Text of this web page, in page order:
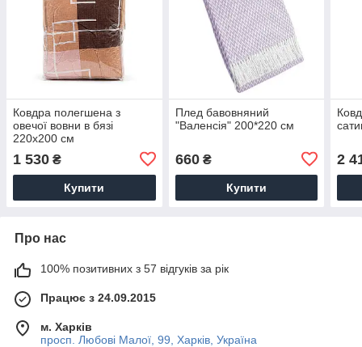
Ковдра полегшена з
овечої вовни в бязі
220x200 см
1 530 ₴
Купити
Плед бавовняний
"Валенсія" 200*220 см
660₴
Купити
2
Про нас
100% позитивних з 57 відгуків за рік
Працює з 24.09.2015
м. Харків
просп. Любові Малої, 99, Харків, Україна